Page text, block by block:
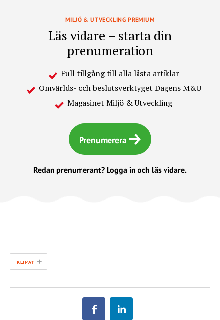
MILJÖ & UTVECKLING PREMIUM
Läs vidare – starta din
prenumeration
Full tillgång till alla låsta artiklar
Omvärlds- och beslutsverktyget Dagens M&U
Magasinet Miljö & Utveckling
Prenumerera
Redan prenumerant? Logga in och läs vidare.
KLIMAT +